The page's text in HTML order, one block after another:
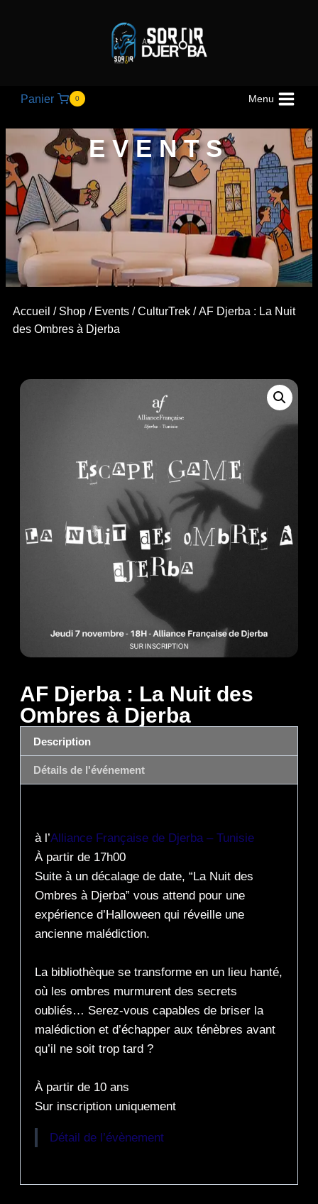
Panier 0 Menu
EVENTS
Accueil / Shop / Events /CulturTrek / AF Djerba : La Nuit
des Ombres à Djerba
AF Djerba : La Nuit des
Ombres à Djerba
Description
Détails de l'événement
à l’Alliance Française de Djerba – Tunisie
À partir de 17h00
Suite à un décalage de date, “La Nuit des
Ombres à Djerba” vous attend pour une
expérience d’Halloween qui réveille une
ancienne malédiction.
La bibliothèque se transforme en un lieu hanté,
où les ombres murmurent des secrets
oubliés… Serez-vous capables de briser la
malédiction et d’échapper aux ténèbres avant
qu’il ne soit trop tard ?
À partir de 10 ans
Sur inscription uniquement
Détail de l’évènement